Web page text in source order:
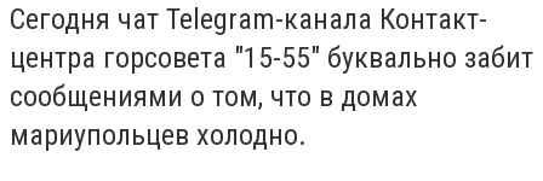
Сегодня чат Telegram-канала Контакт-
центра горсовета "15-55" буквально забит
сообщениями о том, что в домах
мариупольцев холодно.